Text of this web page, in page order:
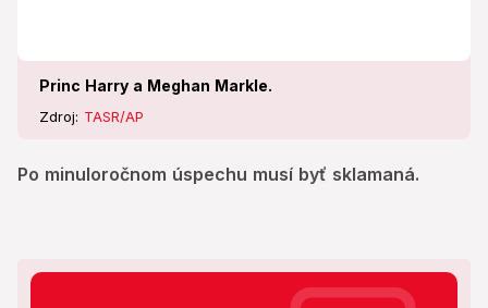
Princ Harry a Meghan Markle.
Zdroj: TASR/AP
Po minuloročnom úspechu musí byť sklamaná.